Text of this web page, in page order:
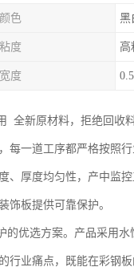
颜色 黑
粘度 高
宽度
全新原材料，拒绝回收
每一道工序都严格按照
、厚度均匀性，产中监
饰板提供可靠保护。
优选方案。产品采用水
行业痛点，既能在彩钢